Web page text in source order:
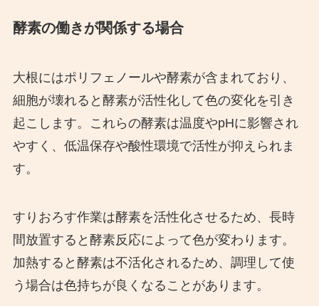
酵素の働きが関係する場合
大根にはポリフェノールや酵素が含まれており、
細胞が壊れると酵素が活性化して色の変化を引き
起こします。これらの酵素は温度やpHに影響され
やすく、低温保存や酸性環境で活性が抑えられま
す。
すりおろす作業は酵素を活性化させるため、長時
間放置すると酵素反応によって色が変わります。
加熱すると酵素は不活化されるため、調理して使
う場合は色持ちが良くなることがあります。